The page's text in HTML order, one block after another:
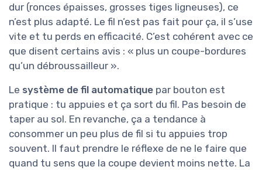
dur (ronces épaisses, grosses tiges ligneuses), ce
n’est plus adapté. Le fil n’est pas fait pour ça, il s’use
vite et tu perds en efficacité. C’est cohérent avec ce
que disent certains avis : « plus un coupe-bordures
qu’un débroussailleur ».
Le système de fil automatique par bouton est
pratique : tu appuies et ça sort du fil. Pas besoin de
taper au sol. En revanche, ça a tendance à
consommer un peu plus de fil si tu appuies trop
souvent. Il faut prendre le réflexe de ne le faire que
quand tu sens que la coupe devient moins nette. La